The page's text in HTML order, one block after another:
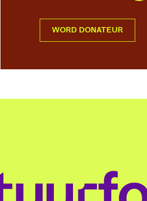
WORD DONATEUR